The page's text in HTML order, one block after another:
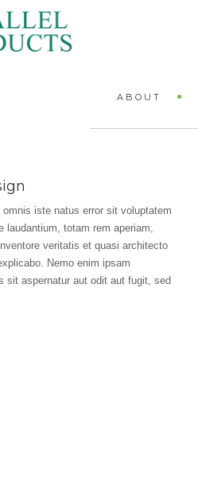
ABOUT
iste natus error sit voluptatem
laudantium, totam rem aperiam,
veritatis et quasi architecto
Nemo enim ipsam
sit aspernatur aut odit aut fugit, sed